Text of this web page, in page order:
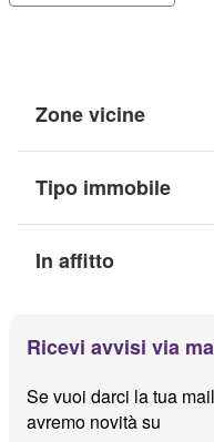
Zone vicine
Tipo immobile
In affitto
Ricevi avvisi via
Se vuoi darci la tua
avremo novità su